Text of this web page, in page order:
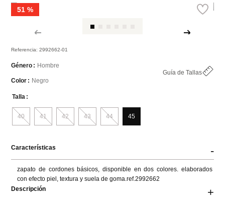
51 %
Referencia:2992662-01
Género
Hombre
Guía de Tallas
Color
Negro
Talla
40 41 42 43 44 45
Características -
zapato de cordones básicos, disponible en dos colores. elaborados
con efecto piel, textura y suela de goma.ref.2992662
Descripción
+